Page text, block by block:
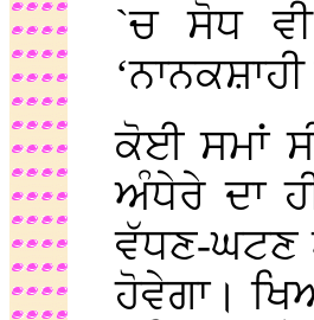
`ਚ ਸੋਧ
ਕੋਈ ਸਮਾਂ
ਅੰਧੇਰੇ ਦਾ
ਵੱਧਣ-ਘਟਣ
ਹੋਵੇਗਾ।